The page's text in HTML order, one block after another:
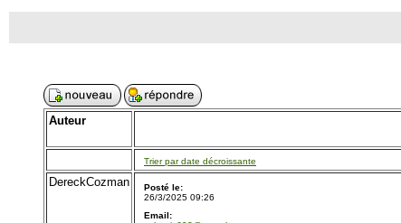
Auteur
Trier par date décroissante
DereckCozman
Posté le:
26/3/2025 09:26
Email: